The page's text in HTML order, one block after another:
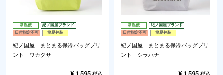
常温便
紀ノ国屋ブランド
日付指定不可
簡易包装
紀ノ国屋 まとまる保冷バッグプリ
ント ワカクサ
¥ 1,595 税込
常温便
紀ノ国屋ブランド
日付指定不可
簡易包装
紀ノ国屋 まとまる保冷バッグプリ
ント シラハナ
¥ 1,595 税込